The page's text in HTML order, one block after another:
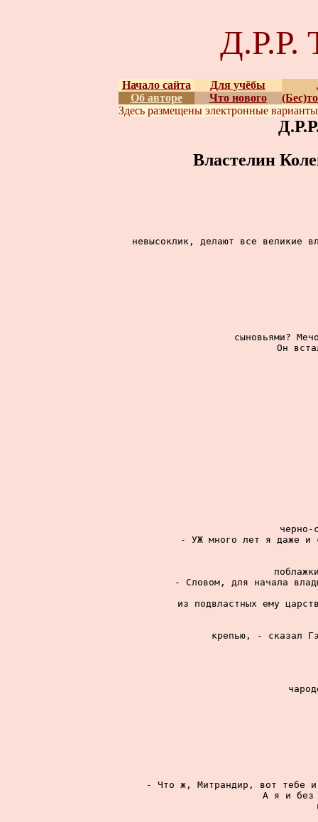
Начало сайта Для учёбы
Об авторе
Что нового
Здесь размещены электронные
Властелин
невысоклик, делают все великие
сыновьями?
Он
черно-
- УЖ много лет я даже и
- Словом, для начала
из подвластных ему
крепью, - сказал
- Что ж, Митрандир, вот тебе
А я и без